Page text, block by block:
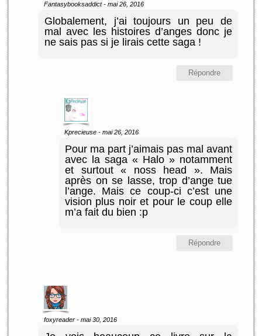
Fantasybooksaddict- mai 26, 2016
Globalement, j’ai toujours un peu de
mal avec les histoires d’anges donc je
ne sais pas si je lirais cette saga !
Répondre
Kprecieuse - mai 26, 2016
Pour ma part j’aimais pas mal avant
avec la saga « Halo » notamment
et surtout « noss head ». Mais
après on se lasse, trop d’ange tue
l’ange. Mais ce coup-ci c’est une
vision plus noir et pour le coup elle
m’a fait du bien :p
Répondre
foxyreader - mai 30, 2016